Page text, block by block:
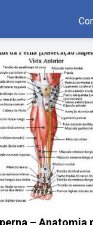
– Anatomia